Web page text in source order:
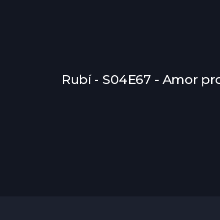
Rubí - S04E67 - Amor